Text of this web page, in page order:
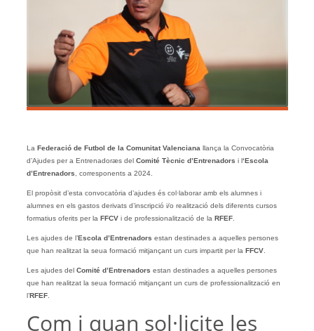
La Federació de Futbol de la Comunitat Valencianallança la Convocatòria
d’Ajudes per a Entrenadoræs del Comité Tècnic d’Entrenadors i l‘Escola
d’Entrenadors, corresponents a 2024.
El propòsit d’esta convocatòria d’ajudes és col·laborar amb els alumnes i
alumnes en els gastos derivats d’inscripció i/o realització dels diferents cursos
formatius oferits per la FFCV i de professionalització de la RFEF.
Les ajudes de l’Escola d’Entrenadors estan destinades a aquelles persones
que han realitzat la seua formació mitjançant un curs impartit per la FFCV.
Les ajudes del Comité d’Entrenadors estan destinades a aquelles persones
que han realitzat la seua formació mitjançant un curs de professionalització en
l’RFEF.
Com i quan sol·licite les